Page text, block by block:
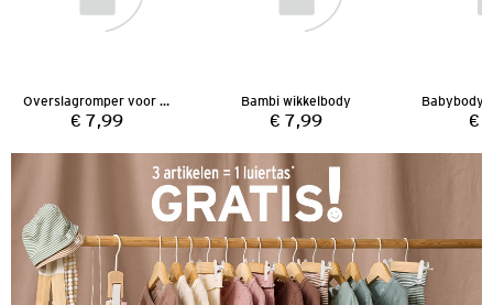
Overslagromper voor Newborns
Prijs:
€ 7,99
Bambi wikkelbody
Prijs:
€ 7,99 €